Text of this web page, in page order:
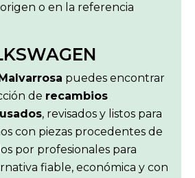
o en la referencia
puedes encontrar
de recambios
, revisados y listos para
con piezas procedentes de
por profesionales para
fiable, económica y con